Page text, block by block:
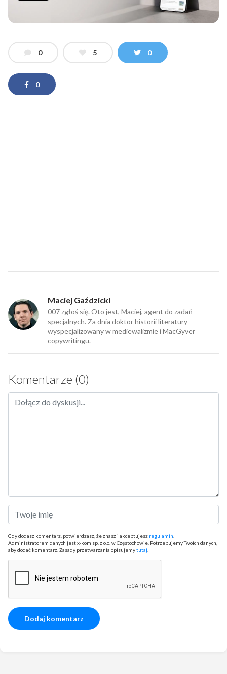
0 5 0
0
Maciej Gaździcki
007 zgłoś się. Oto jest, Maciej, agent do zadań
specjalnych. Za dnia doktor historii literatury
wyspecjalizowany w mediewalizmie i MacGyver
copywritingu.
Komentarze (0)
Gdy dodasz komentarz, potwierdzasz, że znasz i akceptujesz regulamin
Administratorem danych jest x-kom sp. z o.o. w Częstochowie. Potrzebujemy Twoich danych,
aby dodać komentarz. Zasady przetwarzania opisujemytutaj